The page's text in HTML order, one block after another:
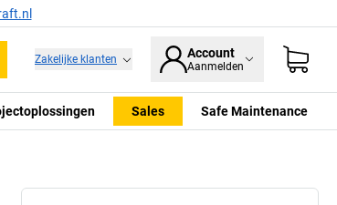
Zakelijke klanten Account
Aanmelden
Sales Safe Maintenance